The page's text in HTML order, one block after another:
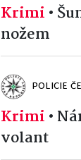
Krimi •
nožem
POLICIE
Krimi •
volant